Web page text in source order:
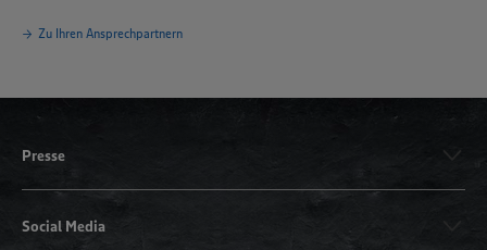
Zu Ihren Ansprechpartnern
Presse
Social Media